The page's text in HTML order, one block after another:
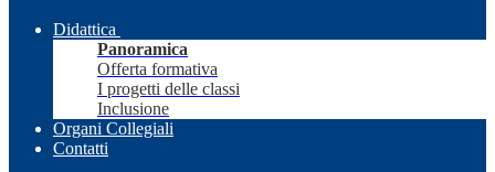
Didattica
Panoramica
Offerta formativa
I progetti delle classi
Inclusione
Organi Collegiali
Contatti